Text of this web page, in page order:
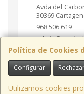
Política de Cookies
Configurar
Utilizamos cookies
Avda del
30369
968 506 619
Horario
09:30h a 14:00h y